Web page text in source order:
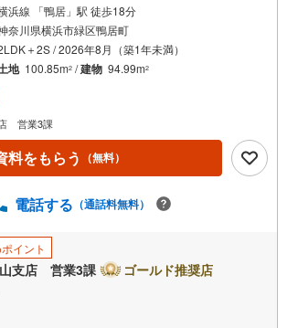
浜線 「鴨居」駅 徒歩18分
奈川県横浜市緑区鴨居町
＋2S / 2026年8月（築1年未満）
地 100.85m2 /建物 94.99m2
営業3課
料をもらう （無料）
電話する （通話料無料）
イント
支店 営業3課 ゴールド推奨店